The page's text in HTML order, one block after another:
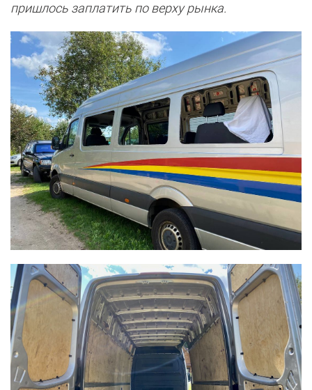
пришлось заплатить по верху рынка.